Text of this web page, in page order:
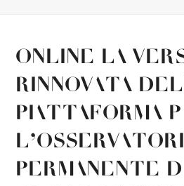
Online la
rinnovata
piattaforma
permanente